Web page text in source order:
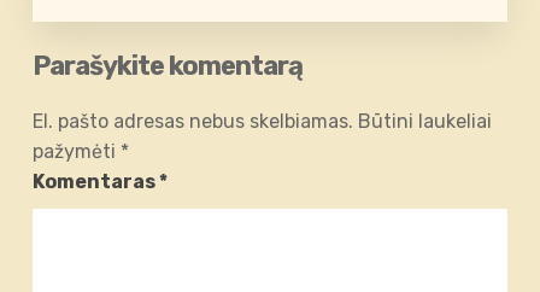
Parašykite komentarą
El. pašto adresas nebus skelbiamas. Būtini laukeliai
pažymėti *
Komentaras*